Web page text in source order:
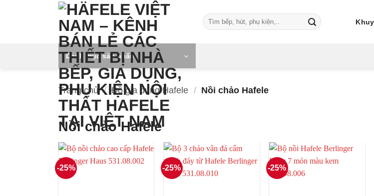
Tìm
kiếm:
Danh mục sản phẩm
Trang chủ / Đồ gia dụng Hafele / Nồi chảo Hafele
Nồi chảo Hafele
-25% -25% -25%